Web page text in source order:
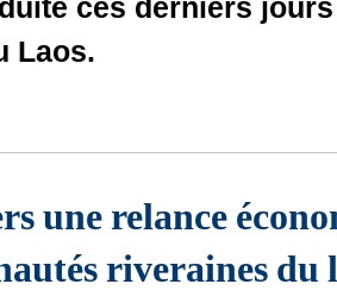
ces derniers jours
Laos.
une relance
riveraines du